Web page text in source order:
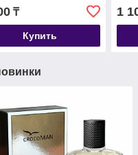
₸
Купить
1